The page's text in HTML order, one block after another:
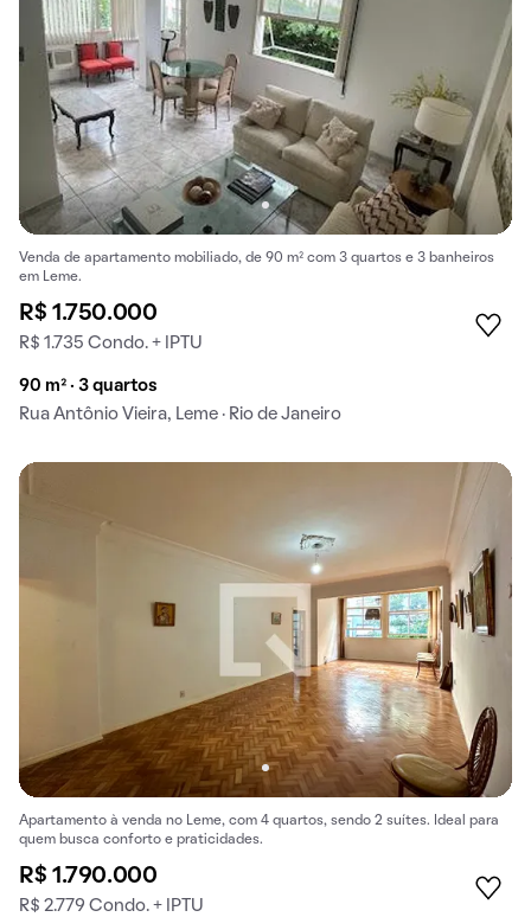
Venda de apartamento mobiliado, de 90 m² com 3 quartos e 3 banheiros
em Leme.
R$ 1.750.000
R$ 1.735 Condo. + IPTU
90 m² · 3 quartos
Rua Antônio Vieira, Leme · Rio de Janeiro
Apartamento à venda no Leme, com 4 quartos, sendo 2 suítes. Ideal para
quem busca conforto e praticidades.
R$ 1.790.000
R$ 2.779 Condo. + IPTU